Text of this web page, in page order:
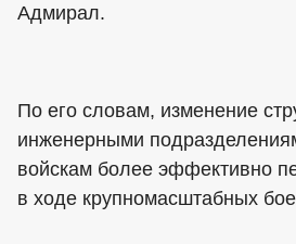
Адмирал.
По его словам, изменение
инженерными
войскам более эффективно
в ходе крупномасштабных